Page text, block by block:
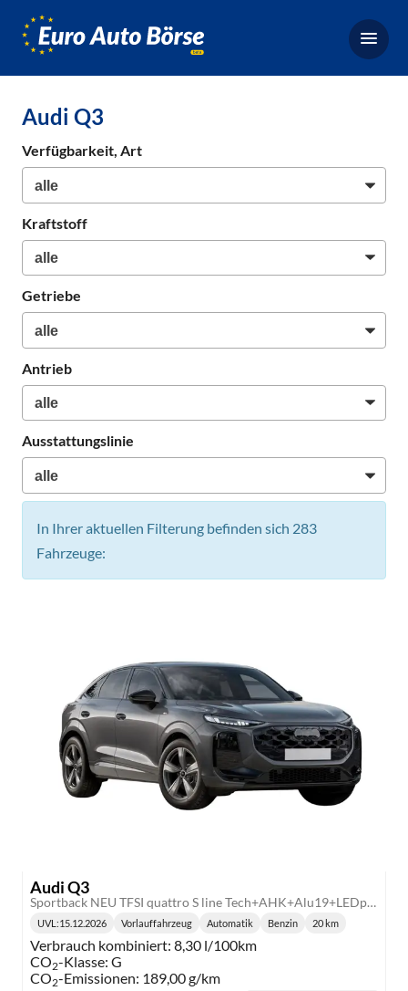
Börse,
Neuwagen
Audi Q3
Verfügbarkeit, Art
Kraftstoff
Getriebe
Antrieb
Ausstattungslinie
In Ihrer aktuellen Filterung befinden sich 283
Fahrzeuge:
Audi Q3
Sportback NEU TFSI quattro S line Tech+AHK+Alu19+LEDplus+KlimaPlus+ExtSchwarz
Lieferzeit:
UVL :15.12.2026 Vorlauffahrzeug
Getriebe:
Automatik
Kraftstoff:
Benzin
Kilometerstand:
20 km
Verbrauch kombiniert: 8,30 l/100km
CO2-Klasse: G
CO2-Emissionen: 189,00 g/km